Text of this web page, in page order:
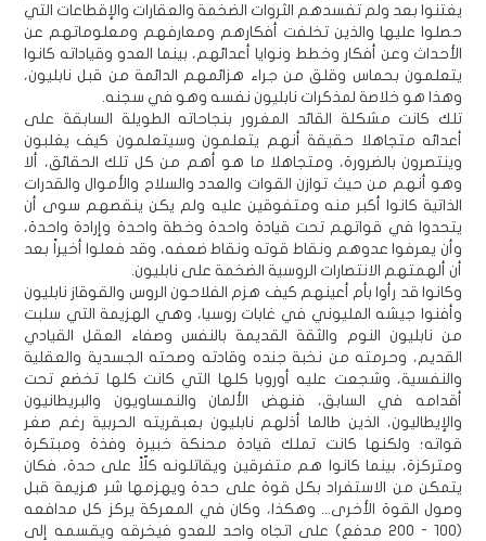
يغتنوا بعد ولم تفسدهم الثروات الضخمة والعقارات والإقطاعات التي
حصلوا عليها والذين تخلفت أفكارهم ومعارفهم ومعلوماتهم عن
الأحداث وعن أفكار وخطط ونوايا أعدائهم، بينما العدو وقياداته كانوا
يتعلمون بحماس وقلق من جراء هزائمهم الدائمة من قبل نابليون،
وهذا هو خلاصة لمذكرات نابليون نفسه وهو في سجنه.
تلك كانت مشكلة القائد المغرور بنجاحاته الطويلة السابقة على
أعدائه متجاهلا حقيقة أنهم يتعلمون وسيتعلمون كيف يغلبون
وينتصرون بالضرورة، ومتجاهلا ما هو أهم من كل تلك الحقائق، ألا
وهو أنهم من حيث توازن القوات والعدد والسلاح والأموال والقدرات
الذاتية كانوا أكبر منه ومتفوقين عليه ولم يكن ينقصهم سوى أن
يتحدوا في قواتهم تحت قيادة واحدة وخطة واحدة وإرادة واحدة،
وأن يعرفوا عدوهم ونقاط قوته ونقاط ضعفه، وقد فعلوا أخيراً بعد
أن ألهمتهم الانتصارات الروسية الضخمة على نابليون.
وكانوا قد رأوا بأم أعينهم كيف هزم الفلاحون الروس والقوقاز نابليون
وأفنوا جيشه المليوني في غابات روسيا، وهي الهزيمة التي سلبت
من نابليون النوم والثقة القديمة بالنفس وصفاء العقل القيادي
القديم، وحرمته من نخبة جنده وقادته وصحته الجسدية والعقلية
والنفسية، وشجعت عليه أوروبا كلها التي كانت كلها تخضع تحت
أقدامه في السابق، فنهض الألمان والنمساويون والبريطانيون
والإيطاليون، الذين طالما أذلهم نابليون بعبقريته الحربية رغم صغر
قواته؛ ولكنها كانت تملك قيادة محنكة خبيرة وفذة ومبتكرة
ومتركزة، بينما كانوا هم متفرقين ويقاتلونه كلّاً على حدة، فكان
يتمكن من الاستفراد بكل قوة على حدة ويهزمها شر هزيمة قبل
وصول القوة الأخرى... وهكذا، وكان في المعركة يركز كل مدافعه
(100 - 200 مدفع) على اتجاه واحد للعدو فيخرقه ويقسمه إلى